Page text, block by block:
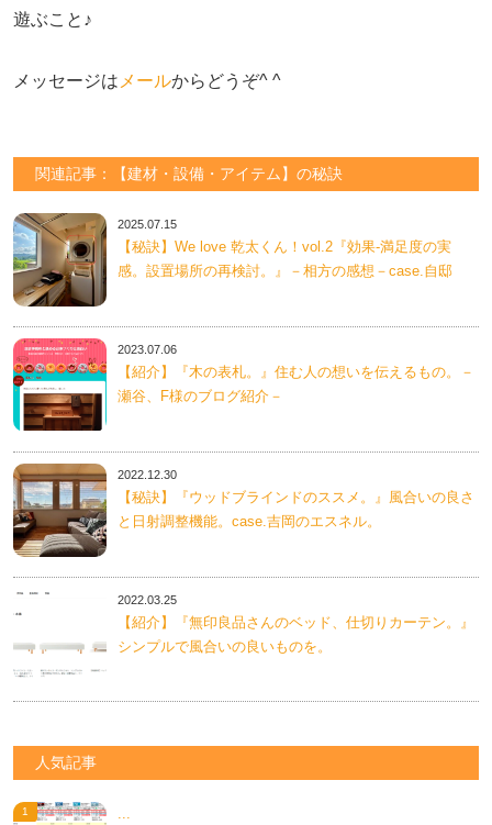
遊ぶこと♪
メッセージは メールからどうぞ^ ^
関連記事：【建材・設備・アイテム】の秘訣
2025.07.15
【秘訣】We love 乾太くん！vol.2『効果-満足度の実
感。設置場所の再検討。』－相方の感想－case.自邸
2023.07.06
【紹介】『木の表札。』住む人の想いを伝えるもの。－
瀬谷、F様のブログ紹介－
2022.12.30
【秘訣】『ウッドブラインドのススメ。』風合いの良さ
と日射調整機能。case.吉岡のエスネル。
2022.03.25
【紹介】『無印良品さんのベッド、仕切りカーテン。』
シンプルで風合いの良いものを。
人気記事
...